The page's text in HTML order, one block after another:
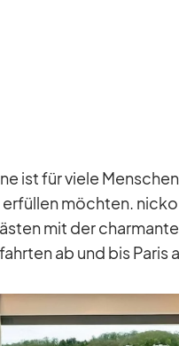
ist für viele
er­fül­len möch­ten.
mit der
ab und bis Pa­ris